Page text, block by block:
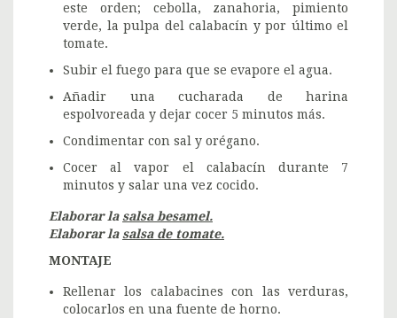
este orden; cebolla, zanahoria, pimiento
verde, la pulpa del calabacín y por último el
tomate.
Subir el fuego para que se evapore el agua.
Añadir una cucharada de harina
espolvoreada y dejar cocer 5 minutos más.
Condimentar con sal y orégano.
Cocer al vapor el calabacín durante 7
minutos y salar una vez cocido.
Elaborar lasalsa besamel.
Elaborar lasalsa de tomate.
MONTAJE
Rellenar los calabacines con las verduras,
colocarlos en una fuente de horno.